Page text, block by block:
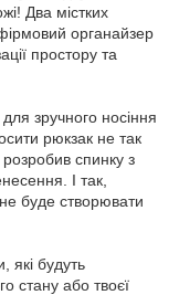
Два містких
органайзер
простору та
зручного носіння
рюкзак не так
спинку з
І так,
буде створювати
які будуть
стану або твоєї